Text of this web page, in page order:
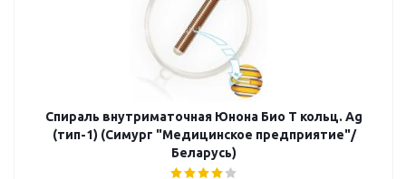
Спираль внутриматочная Юнона Био Т кольц. Ag
(тип-1) (Симург "Медицинское предприятие"/
Беларусь)